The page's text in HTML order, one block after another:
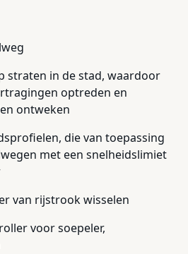
straten in de stad, waardoor
optreden en
ontweken
die van toepassing
met een snelheidslimiet
van rijstrook wisselen
voor soepeler,